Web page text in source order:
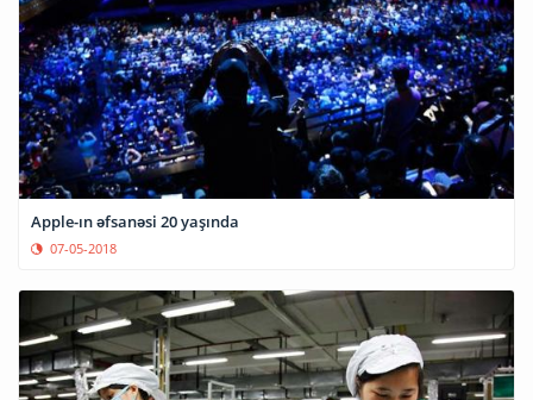
Apple-ın əfsanəsi 20 yaşında
07-05-2018